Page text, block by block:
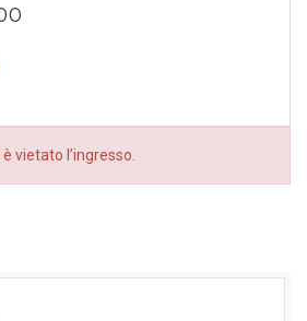
vietato l’ingresso.